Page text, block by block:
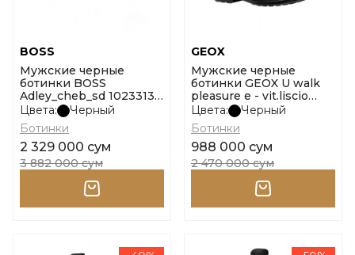
BOSS
Мужские черные
ботинки BOSS
Adley_cheb_sd 10233135
01 размер 43
Цвета:
Черный
Ботинки
2 329 000 сум
3 882 000 сум
GEOX
Мужские черные
ботинки GEOX U walk
pleasure e - vit.liscio
размер 45
Цвета:
Черный
Ботинки
988 000 сум
2 470 000 сум